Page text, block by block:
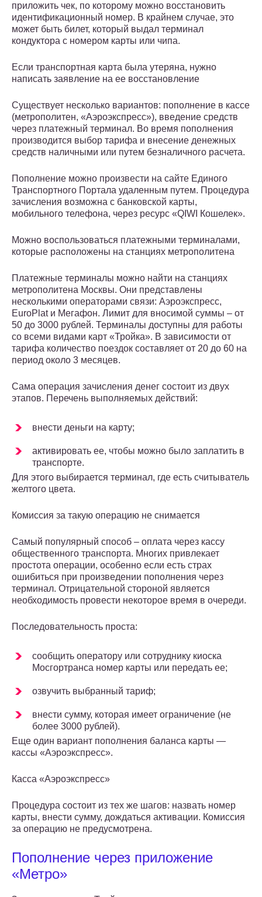
приложить чек, по которому можно восстановить
идентификационный номер. В крайнем случае, это
может быть билет, который выдал терминал
кондуктора с номером карты или чипа.
Если транспортная карта была утеряна, нужно
написать заявление на ее восстановление
Существует несколько вариантов: пополнение в кассе
(метрополитен, «Аэроэкспресс»), введение средств
через платежный терминал. Во время пополнения
производится выбор тарифа и внесение денежных
средств наличными или путем безналичного расчета.
Пополнение можно произвести на сайте Единого
Транспортного Портала удаленным путем. Процедура
зачисления возможна с банковской карты,
мобильного телефона, через ресурс «QIWI Кошелек».
Можно воспользоваться платежными терминалами,
которые расположены на станциях метрополитена
Платежные терминалы можно найти на станциях
метрополитена Москвы. Они представлены
несколькими операторами связи: Аэроэкспресс,
EuroPlat и Мегафон. Лимит для вносимой суммы – от
50 до 3000 рублей. Терминалы доступны для работы
со всеми видами карт «Тройка». В зависимости от
тарифа количество поездок составляет от 20 до 60 на
период около 3 месяцев.
Сама операция зачисления денег состоит из двух
этапов. Перечень выполняемых действий:
внести деньги на карту;
активировать ее, чтобы можно было заплатить в
транспорте.
Для этого выбирается терминал, где есть считыватель
желтого цвета.
Комиссия за такую операцию не снимается
Самый популярный способ – оплата через кассу
общественного транспорта. Многих привлекает
простота операции, особенно если есть страх
ошибиться при произведении пополнения через
терминал. Отрицательной стороной является
необходимость провести некоторое время в очереди.
Последовательность проста:
сообщить оператору или сотруднику киоска
Мосгортранса номер карты или передать ее;
озвучить выбранный тариф;
внести сумму, которая имеет ограничение (не
более 3000 рублей).
Еще один вариант пополнения баланса карты —
кассы «Аэроэкспресс».
Касса «Аэроэкспресс»
Процедура состоит из тех же шагов: назвать номер
карты, внести сумму, дождаться активации. Комиссия
за операцию не предусмотрена.
Пополнение через приложение
«Метро»